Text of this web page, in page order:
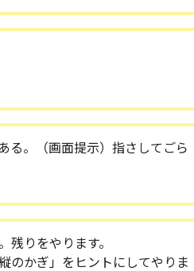
る。（画面提示）指さしてごら
りをやります。
のかぎ」をヒントにしてやりま